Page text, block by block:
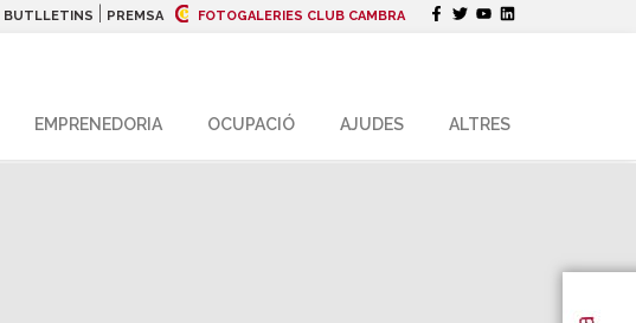
BUTLLETINS PREMSA FOTOGALERIES CLUB CAMBRA
EMPRENEDORIA OCUPACIÓ AJUDES ALTRES